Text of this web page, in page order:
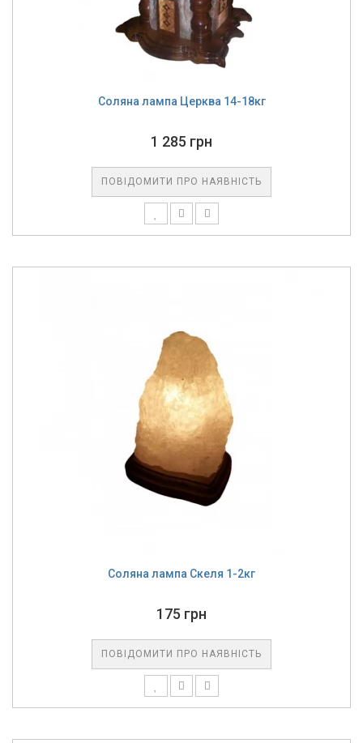
Соляна лампа Церква 14-18кг
1 285 грн
ПОВІДОМИТИ ПРО НАЯВНІСТЬ
Соляна лампа Скеля 1-2кг
175 грн
ПОВІДОМИТИ ПРО НАЯВНІСТЬ